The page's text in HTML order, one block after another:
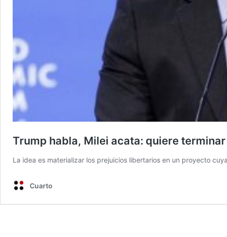
Trump habla, Milei acata: quiere
La idea es materializar los prejuicios libertarios en un proyecto
Cuarto